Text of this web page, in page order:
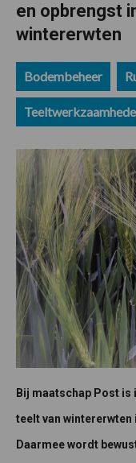
en opbrengst
wintererwten
Bodembeheer
Bij maatschap Post is
teelt van
Daarmee wordt